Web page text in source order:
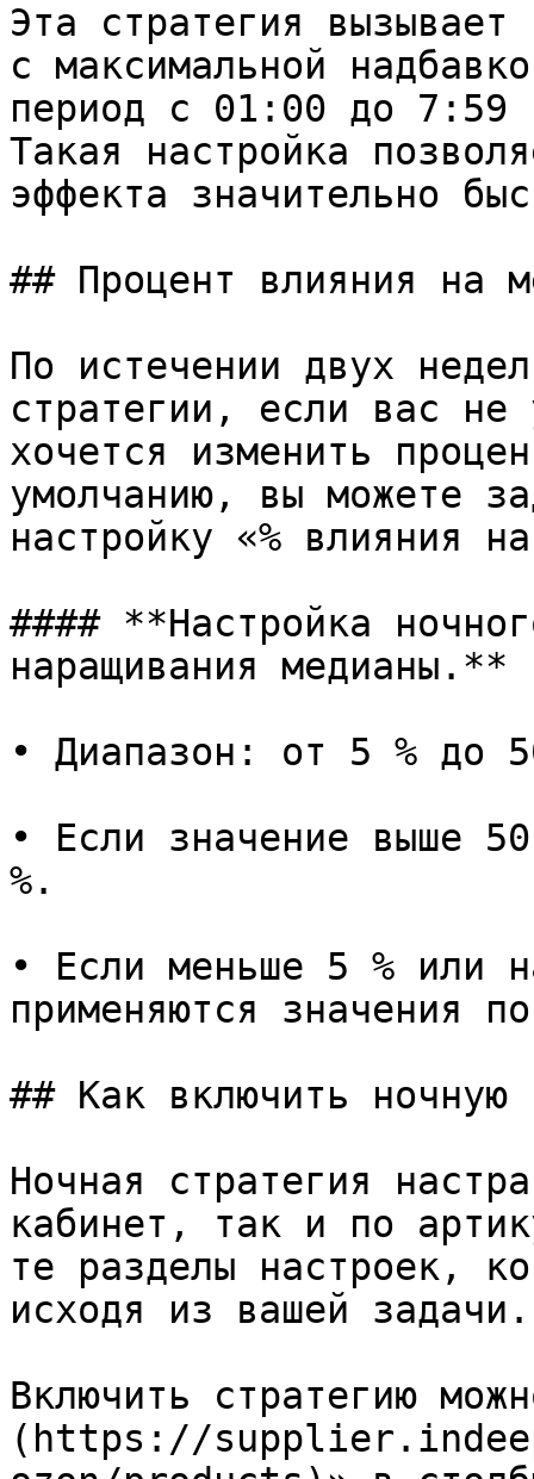
Эта стратегия вызывает
с максимальной
период с 01:00 до 7:59
Такая настройка
эффекта значительно
## Процент влияния на
По истечении двух
стратегии, если вас не
хочется изменить
умолчанию, вы можете
настройку «% влияния
#### **Настройка
наращивания медианы.**
• Диапазон: от 5 % до
• Если значение выше
%.
• Если меньше 5 % или
применяются значения
## Как включить ночную
Ночная стратегия
кабинет, так и по
те разделы настроек,
исходя из вашей задачи.
Включить стратегию
(https://